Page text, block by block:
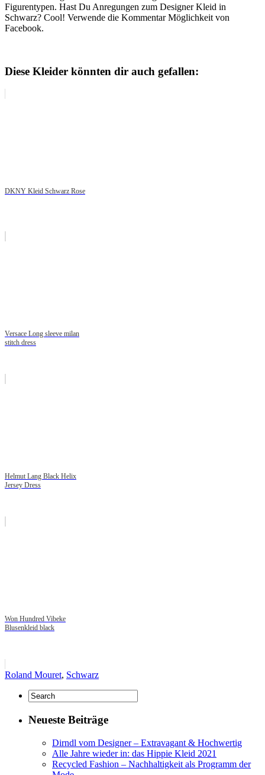
Figurentypen. Hast Du Anregungen zum Designer Kleid in
Schwarz? Cool! Verwende die Kommentar Möglichkeit von
Facebook.
Diese Kleider könnten dir auch gefallen:
DKNY Kleid Schwarz Rose
Versace Long sleeve milan
stitch dress
Helmut Lang Black Helix
Jersey Dress
Won Hundred Vibeke
Blusenkleid black
Roland Mouret, Schwarz
Neueste Beiträge
Dirndl vom Designer – Extravagant & Hochwertig
Alle Jahre wieder in: das Hippie Kleid 2021
Recycled Fashion – Nachhaltigkeit als Programm der